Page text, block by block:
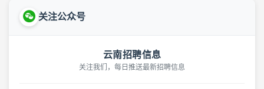
关注公众号
云南招聘信息
关注我们，每日推送最新招聘信息